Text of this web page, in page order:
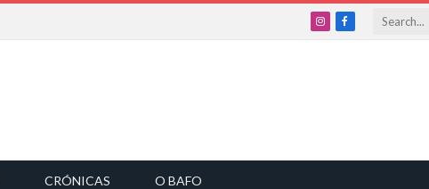
InstagramFacebook
CRÓNICAS O BAFO